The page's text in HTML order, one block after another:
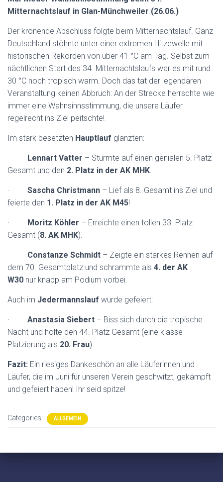
Mitternachtslauf in Glan-Münchweiler (26.06.)
Der krönende Abschluss folgte beim Mitternachtslauf. Ganz
Deutschland stöhnte unter einer extremen Hitzewelle mit
historischen Rekorden von über 41 °C am Tag. Selbst zum
nächtlichen Start des 34. Mitternachtslaufs war es mit rund
30 °C noch tropisch warm. Doch das tat der legendären
Veranstaltung keinen Abbruch: An der Strecke herrschte wie
immer eine Wahnsinnsstimmung, die unsere Läufer
regelrecht ins Ziel peitschte!
Im stark besetzten Hauptlauf glänzten:
· Lennart Vatter – Stürmte auf einen genialen 5. Platz
Gesamt und den 2. Platz in der AK MHK.
· Sascha Christmann – Lief als 8. Gesamt ins Ziel und
feierte den 1. Platz in der AK M45!
· Moritz Köhler – Erreichte einen tollen 33. Platz
Gesamt (8. AK MHK).
· Constanze Schmidt – Zeigte ein starkes Rennen auf
dem 70. Gesamtplatz und schrammte als 4. der AK
W30 nur knapp am Podium vorbei.
Auch im Jedermannslauf wurde gefeiert:
· Anastasia Siebert – Biss sich durch die tropische
Nacht und holte den 44. Platz Gesamt (eine klasse
Platzierung als 20. Frau).
Fazit: Ein riesiges Dankeschön an alle Läuferinnen und
Läufer, die im Juni für unseren Verein geschwitzt, gekämpft
und gefeiert haben! Ihr seid spitze!
Categories: ALLGEMEIN